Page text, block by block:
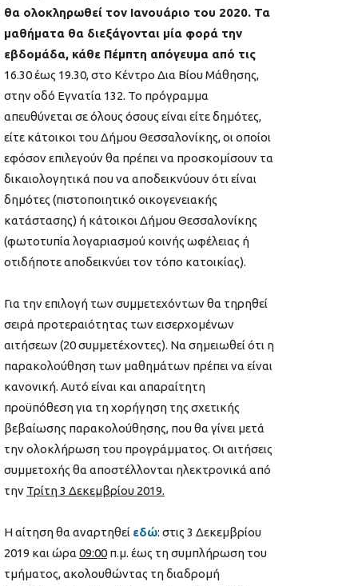
θα ολοκληρωθεί τον Ιανουάριο του 2020. Τα
μαθήματα θα διεξάγονται μία φορά την
εβδομάδα, κάθε Πέμπτη απόγευμα από τις
16.30 έως 19.30, στο Κέντρο Δια Βίου Μάθησης,
στην οδό Εγνατία 132. Το πρόγραμμα
απευθύνεται σε όλους όσους είναι είτε δημότες,
είτε κάτοικοι του Δήμου Θεσσαλονίκης, οι οποίοι
εφόσον επιλεγούν θα πρέπει να προσκομίσουν τα
δικαιολογητικά που να αποδεικνύουν ότι είναι
δημότες (πιστοποιητικό οικογενειακής
κατάστασης) ή κάτοικοι Δήμου Θεσσαλονίκης
(φωτοτυπία λογαριασμού κοινής ωφέλειας ή
οτιδήποτε αποδεικνύει τον τόπο κατοικίας).
Για την επιλογή των συμμετεχόντων θα τηρηθεί
σειρά προτεραιότητας των εισερχομένων
αιτήσεων (20 συμμετέχοντες). Να σημειωθεί ότι η
παρακολούθηση των μαθημάτων πρέπει να είναι
κανονική. Αυτό είναι και απαραίτητη
προϋπόθεση για τη χορήγηση της σχετικής
βεβαίωσης παρακολούθησης, που θα γίνει μετά
την ολοκλήρωση του προγράμματος. Οι αιτήσεις
συμμετοχής θα αποστέλλονται ηλεκτρονικά από
την Τρίτη 3 Δεκεμβρίου 2019.
Η αίτηση θα αναρτηθεί εδώ: στις 3 Δεκεμβρίου
2019 και ώρα 09:00 π.μ. έως τη συμπλήρωση του
τμήματος, ακολουθώντας τη διαδρομή